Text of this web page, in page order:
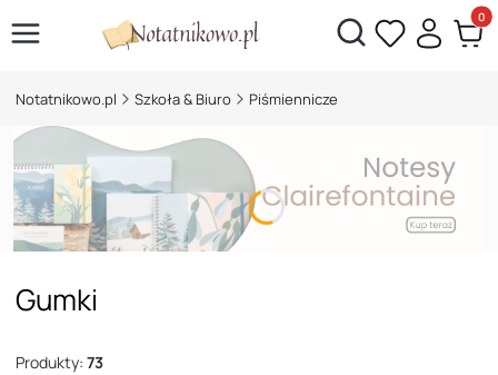
Otwórz wyszukiwarkę
Notatnikowo.pl Szkoła & Biuro Piśmiennicze
Gumki
Produkty: 73